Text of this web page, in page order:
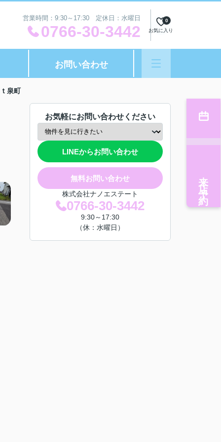
営業時間：9:30～17:30 定休日：水曜日
0766-30-3442 お気に入り
0
お問い合わせ
泉町
お気軽にお問い合わせください
LINEからお問い合わせ
無料お問い合わせ
株式会社ナノエステート
0766-30-3442
9:30～17:30
（休：水曜日）
来店予約